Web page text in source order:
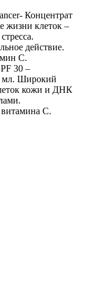
Концентрат
жизни клеток –
действие.
C.
30 –
мл. Широкий
кожи и ДНК
С.